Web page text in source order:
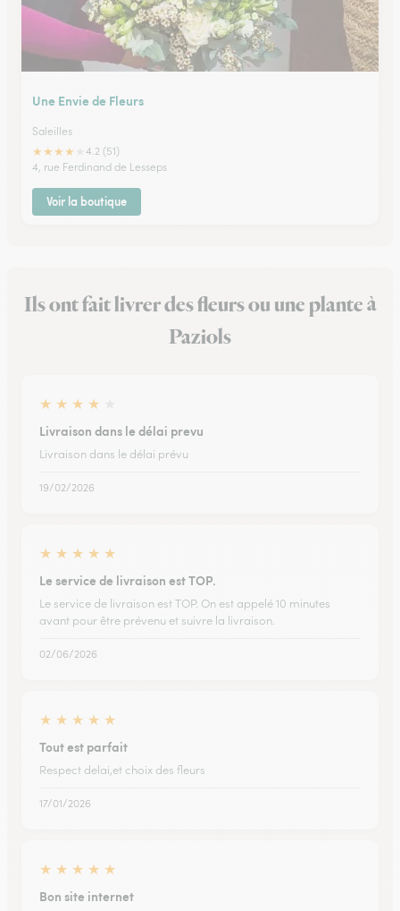
Une Envie de Fleurs
Saleilles
★★★★
4.2 (51)
4, rue Ferdinand de Lesseps
Voir la boutique
Ils ont fait livrer des fleurs ou une plante à
Paziols
★ ★ ★ ★
Livraison dans le délai prevu
Livraison dans le délai prévu
19/02/2026
★ ★ ★ ★ ★
Le service de livraison est TOP.
Le service de livraison est TOP. On est appelé 10 minutes
avant pour être prévenu et suivre la livraison.
02/06/2026
★ ★ ★ ★ ★
Tout est parfait
Respect delai,et choix des fleurs
17/01/2026
★ ★ ★ ★ ★
Bon site internet